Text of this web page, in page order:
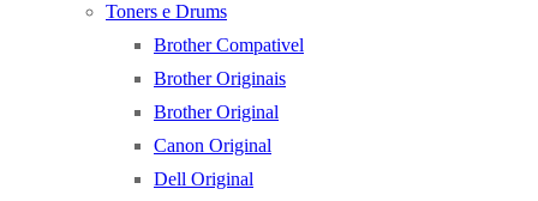
Toners e Drums
Brother Compativel
Brother Originais
Brother Original
Canon Original
Dell Original